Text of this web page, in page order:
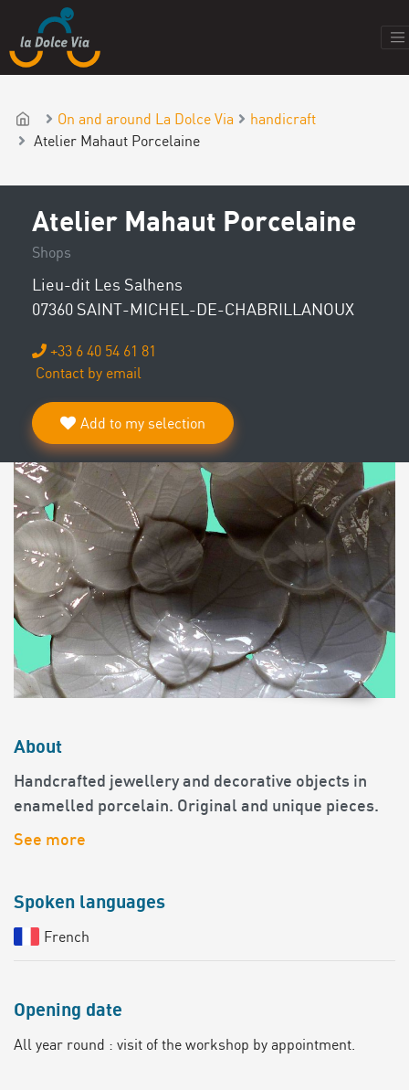
On and around La Dolce Via
handicraft
Atelier Mahaut Porcelaine
Atelier Mahaut Porcelaine
Shops
Lieu-dit Les Salhens
07360 SAINT-MICHEL-DE-CHABRILLANOUX
+33 6 40 54 61 81
Contact by email
Add to my selection
About
Handcrafted jewellery and decorative objects in
enamelled porcelain. Original and unique pieces.
See more
Spoken languages
French
Opening date
All year round : visit of the workshop by appointment.